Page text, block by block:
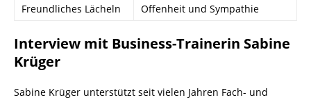
Freundliches Lächeln
Offenheit und Sympathie
Interview mit Business-Trainerin Sabine
Krüger
Sabine Krüger unterstützt seit vielen Jahren Fach- und